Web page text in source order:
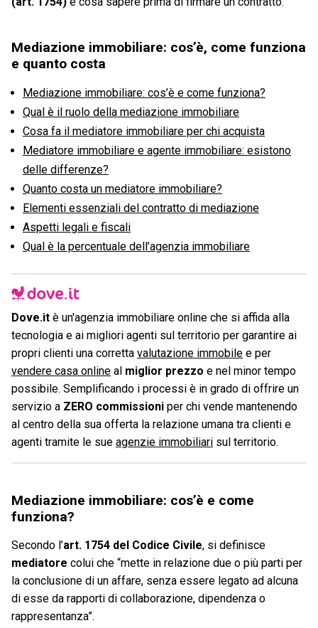
Mediazione immobiliare: cos’è, come funziona
e quanto costa
Mediazione immobiliare: cos’è e come funziona?
Qual è il ruolo della mediazione immobiliare
Cosa fa il mediatore immobiliare per chi acquista
Mediatore immobiliare e agente immobiliare: esistono
delle differenze?
Quanto costa un mediatore immobiliare?
Elementi essenziali del contratto di mediazione
Aspetti legali e fiscali
Qual è la percentuale dell’agenzia immobiliare
Dove.it è un'agenzia immobiliare online che si affida alla
tecnologia e ai migliori agenti sul territorio per garantire ai
propri clienti una corretta valutazione immobile e per
vendere casa online al miglior prezzo e nel minor tempo
possibile. Semplificando i processi è in grado di offrire un
servizio a ZERO commissioni per chi vende mantenendo
al centro della sua offerta la relazione umana tra clienti e
agenti tramite le sue agenzie immobiliari sul territorio.
Mediazione immobiliare: cos’è e come
funziona?
Secondo l’art. 1754 del Codice Civile, si definisce
mediatore colui che “mette in relazione due o più parti per
la conclusione di un affare, senza essere legato ad alcuna
di esse da rapporti di collaborazione, dipendenza o
rappresentanza”.